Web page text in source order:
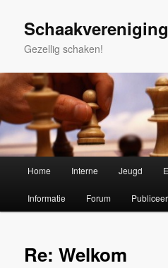
primaireGezellig schaken!
Home Interne Jeugd
Informatie Forum Publiceer
Re: Welkom